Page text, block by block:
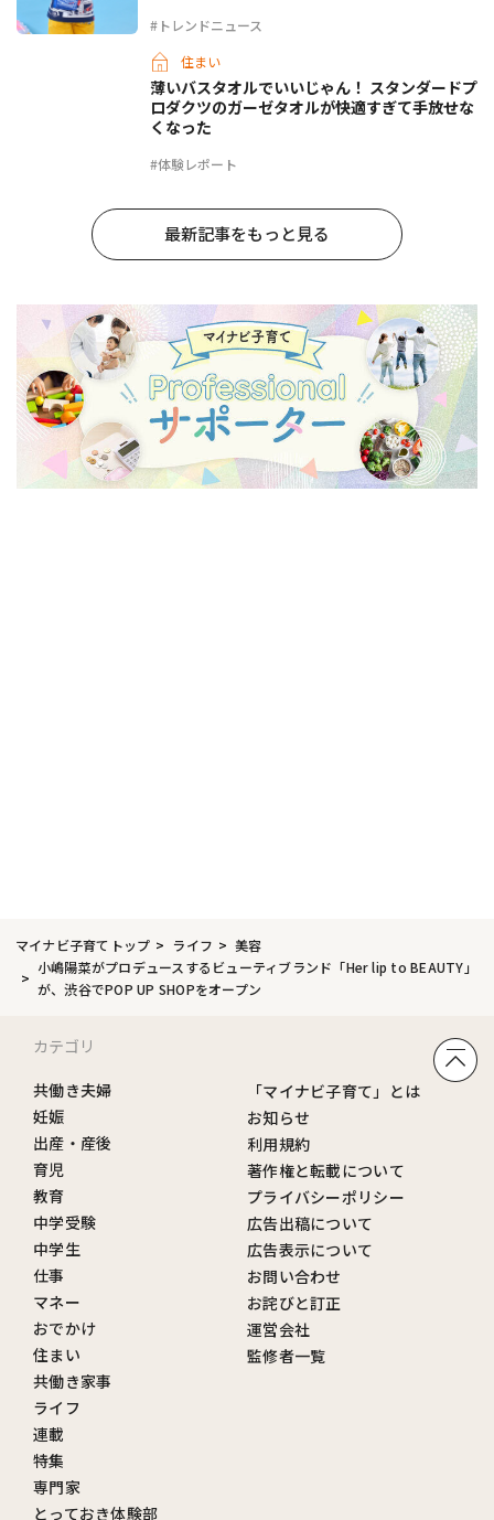
#トレンドニュース
住まい
#体験レポート
薄いバスタオルでいいじゃん！ スタンダードプ
ロダクツのガーゼタオルが快適すぎて手放せな
くなった
最新記事をもっと見る
マイナビ子育てトップ ライフ
美容
小嶋陽菜がプロデュースするビューティブランド「Her lip to BEAUTY」
が、渋谷でPOP UP SHOPをオープン
カテゴリ
共働き夫婦
妊娠
出産・産後
育児
教育
中学受験
中学生
仕事
マネー
おでかけ
住まい
共働き家事
ライフ
連載
特集
専門家
とっておき体験部
「マイナビ子育て」とは
お知らせ
利用規約
著作権と転載について
プライバシーポリシー
広告出稿について
広告表示について
お問い合わせ
お詫びと訂正
運営会社
監修者一覧